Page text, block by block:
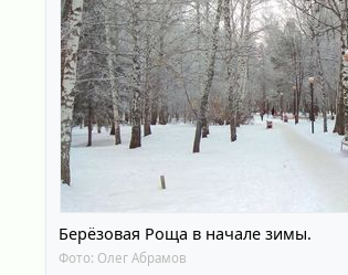
Берёзовая Роща в начале зимы.
Фото: Олег Абрамов